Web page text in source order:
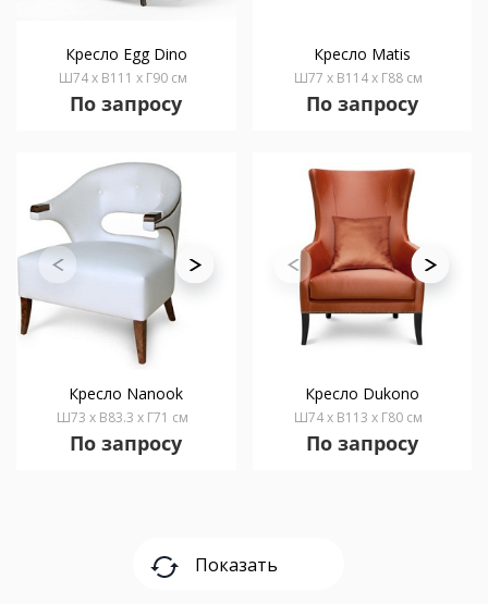
Кресло Egg Dino
Ш74 x В111 x Г90 см
По запросу
Кресло Matis
Ш77 x В114 x Г88 см
По запросу
Кресло Nanook
Ш73 x В83.3 x Г71 см
По запросу
Кресло Dukono
Ш74 x В113 x Г80 см
По запросу
Показать